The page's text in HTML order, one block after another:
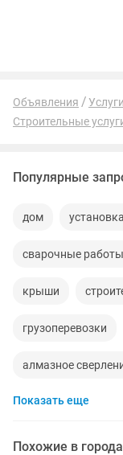
Объявления Услуги
Строительные
Популярные
дом
сварочные работы
крыши
грузоперевозки
алмазное
вывоз мусора
Показать еще
Похожие в